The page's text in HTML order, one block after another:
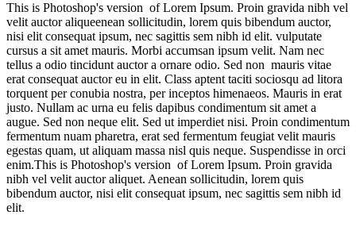
This is Photoshop's version of Lorem Ipsum. Proin gravida nibh vel
velit auctor aliqueenean sollicitudin, lorem quis bibendum auctor,
nisi elit consequat ipsum, nec sagittis sem nibh id elit. vulputate
cursus a sit amet mauris. Morbi accumsan ipsum velit. Nam nec
tellus a odio tincidunt auctor a ornare odio. Sed non mauris vitae
erat consequat auctor eu in elit. Class aptent taciti sociosqu ad litora
torquent per conubia nostra, per inceptos himenaeos. Mauris in erat
justo. Nullam ac urna eu felis dapibus condimentum sit amet a
augue. Sed non neque elit. Sed ut imperdiet nisi. Proin condimentum
fermentum nuam pharetra, erat sed fermentum feugiat velit mauris
egestas quam, ut aliquam massa nisl quis neque. Suspendisse in orci
enim.This is Photoshop's version of Lorem Ipsum. Proin gravida
nibh vel velit auctor aliquet. Aenean sollicitudin, lorem quis
bibendum auctor, nisi elit consequat ipsum, nec sagittis sem nibh id
elit.